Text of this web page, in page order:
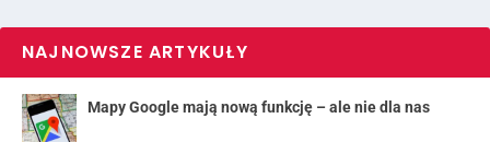
NAJNOWSZE ARTYKUŁY
Mapy Google mają nową funkcję – ale nie dla nas